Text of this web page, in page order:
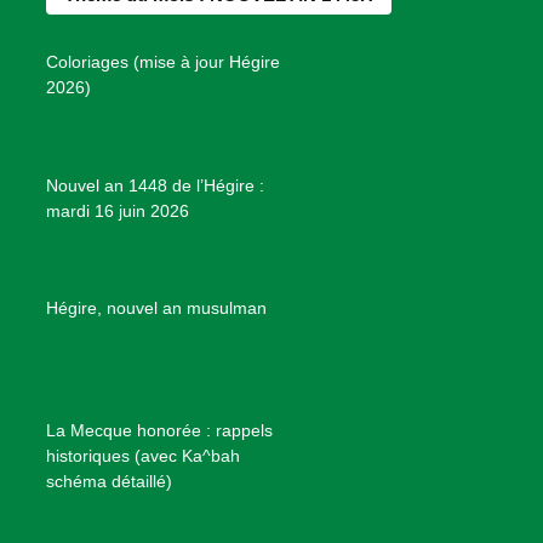
k
a
Coloriages (mise à jour Hégire
2026)
Nouvel an 1448 de l’Hégire :
mardi 16 juin 2026
Hégire, nouvel an musulman
La Mecque honorée : rappels
historiques (avec Ka^bah
schéma détaillé)